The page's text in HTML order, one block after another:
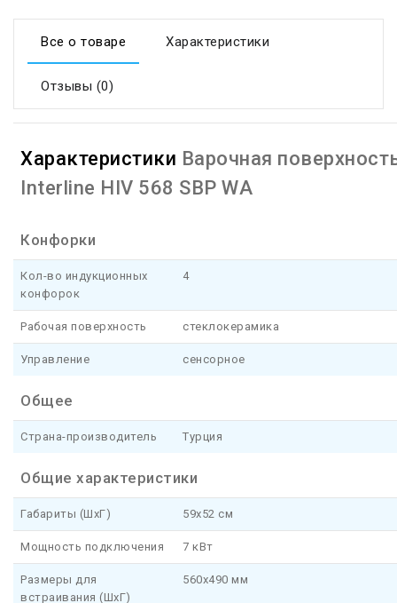
Все о товаре Характеристики
Отзывы (0)
Характеристики Варочная
Interline HIV 568 SBP WA
Конфорки
Кол-во индукционных
конфорок
4
Рабочая поверхность стеклокерамика
Управление сенсорное
Общее
Страна-производитель Турция
Общие характеристики
Габариты (ШхГ) 59x52 см
Мощность подключения 7 кВт
Размеры для
встраивания (ШхГ)
560x490 мм